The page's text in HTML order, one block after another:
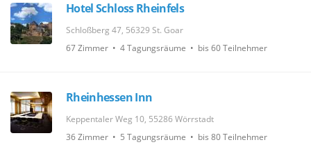
Hotel Schloss Rheinfels
Schloßberg 47, 56329 St. Goar
67 Zimmer • 4 Tagungsräume • bis 60 Teilnehmer
Rheinhessen Inn
Keppentaler Weg 10, 55286 Wörrstadt
36 Zimmer • 5 Tagungsräume • bis 80 Teilnehmer